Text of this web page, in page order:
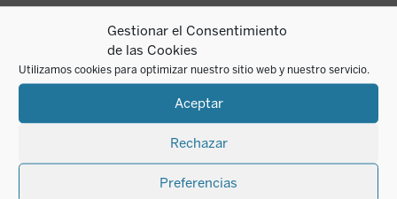
Gestionar el Consentimiento
de las Cookies
Utilizamos cookies para optimizar nuestro sitio web y nuestro servicio.
Aceptar
Rechazar
Preferencias
Fabrice Hadjadj nos sumerge en las raíces
denuncia de la mentira, la impostura y la
(ver
biografía de un hombre, el Venerable
Tomás Morales SJ, en cuyo devenir
histórico se amasan los aconteceres
más trascendentes de España en el siglo ...